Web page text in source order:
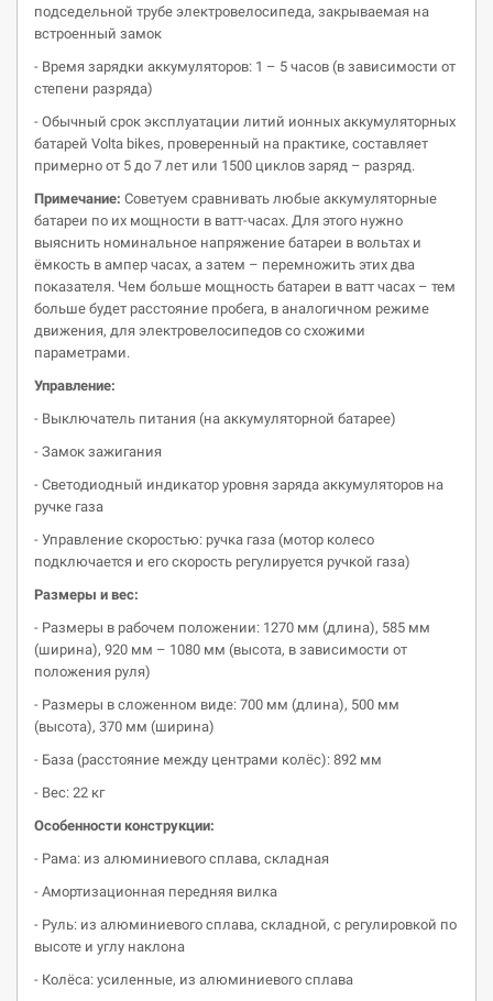
подседельной трубе электровелосипеда, закрываемая на
встроенный замок
- Время зарядки аккумуляторов: 1 – 5 часов (в зависимости от
степени разряда)
- Обычный срок эксплуатации литий ионных аккумуляторных
батарей Volta bikes, проверенный на практике, составляет
примерно от 5 до 7 лет или 1500 циклов заряд – разряд.
Примечание: Советуем сравнивать любые аккумуляторные
батареи по их мощности в ватт-часах. Для этого нужно
выяснить номинальное напряжение батареи в вольтах и
ёмкость в ампер часах, а затем – перемножить этих два
показателя. Чем больше мощность батареи в ватт часах – тем
больше будет расстояние пробега, в аналогичном режиме
движения, для электровелосипедов со схожими
параметрами.
Управление:
- Выключатель питания (на аккумуляторной батарее)
- Замок зажигания
- Светодиодный индикатор уровня заряда аккумуляторов на
ручке газа
- Управление скоростью: ручка газа (мотор колесо
подключается и его скорость регулируется ручкой газа)
Размеры и вес:
- Размеры в рабочем положении: 1270 мм (длина), 585 мм
(ширина), 920 мм – 1080 мм (высота, в зависимости от
положения руля)
- Размеры в сложенном виде: 700 мм (длина), 500 мм
(высота), 370 мм (ширина)
- База (расстояние между центрами колёс): 892 мм
- Вес: 22 кг
Особенности конструкции:
- Рама: из алюминиевого сплава, складная
- Амортизационная передняя вилка
- Руль: из алюминиевого сплава, складной, с регулировкой по
высоте и углу наклона
- Колёса: усиленные, из алюминиевого сплава